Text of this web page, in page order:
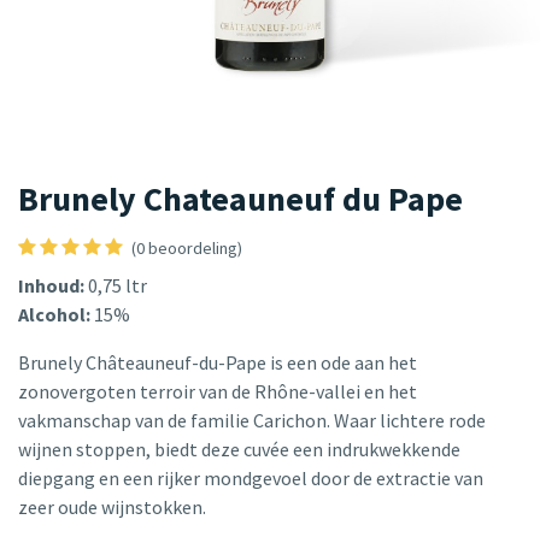
Brunely Chateauneuf du Pape
(0 beoordeling)
Inhoud:0,75 ltr
Alcohol: 15%
Brunely Châteauneuf-du-Pape is een ode aan het
zonovergoten terroir van de Rhône-vallei en het
vakmanschap van de familie Carichon. Waar lichtere rode
wijnen stoppen, biedt deze cuvée een indrukwekkende
diepgang en een rijker mondgevoel door de extractie van
zeer oude wijnstokken.